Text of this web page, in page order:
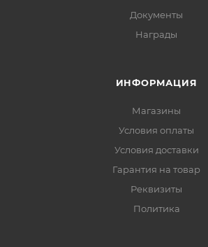
Документы
Награды
ИНФОРМАЦИЯ
Магазины
Условия оплаты
Условия доставки
Гарантия на товар
Реквизиты
Политика